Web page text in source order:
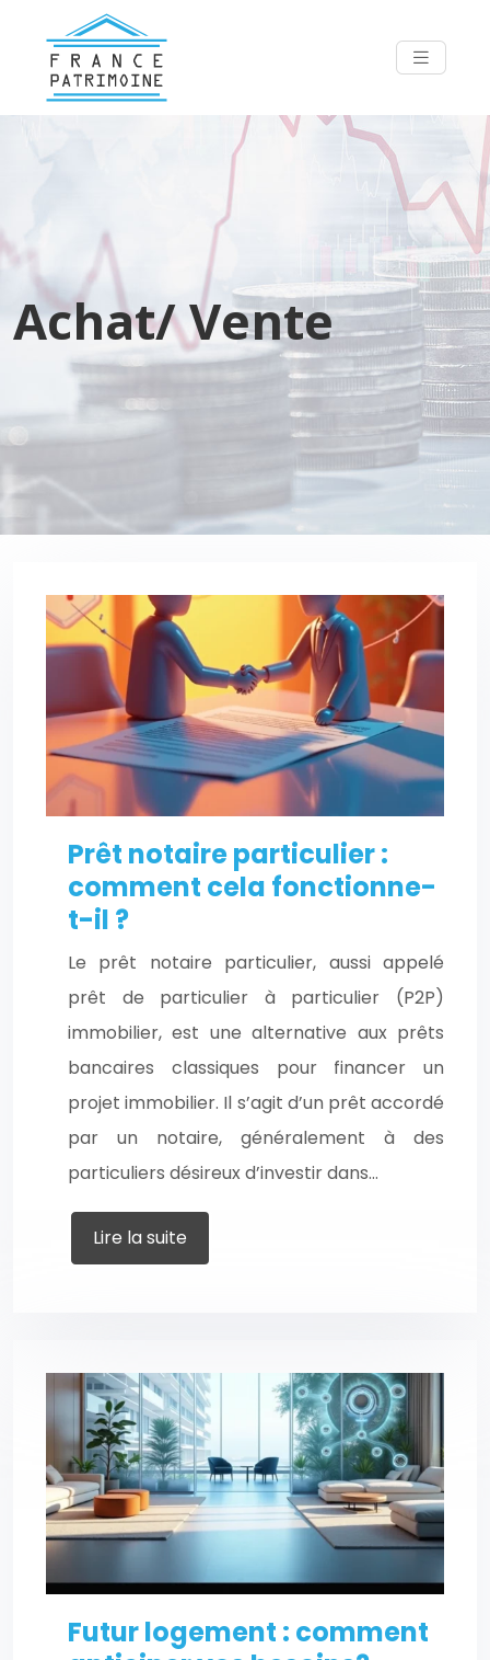
Achat/ Vente
Prêt notaire particulier :
comment cela fonctionne-
t-il ?
Le prêt notaire particulier, aussi appelé
prêt de particulier à particulier (P2P)
immobilier, est une alternative aux prêts
bancaires classiques pour financer un
projet immobilier. Il s’agit d’un prêt accordé
par un notaire, généralement à des
particuliers désireux d’investir dans…
Lire la suite
Futur logement : comment